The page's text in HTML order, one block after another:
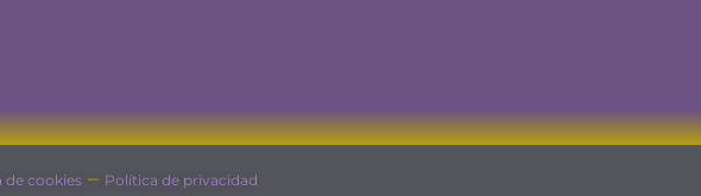
de cookies – Política de privacidad